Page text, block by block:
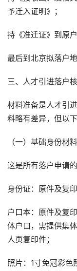
予迁入证明》；
持《准迁证》到原
最后到北京拟落户
三、人才引进落户
材料准备是人才引
料略有差异，但以
（一）基础身份材
这是所有落户申请的
身份证：原件及复
户口本：原件及复
体户口，需提供集
人页复印件；
照片：1寸免冠彩色